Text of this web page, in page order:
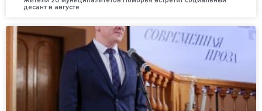
десант в августе